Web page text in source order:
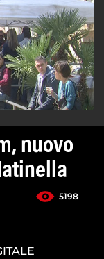
nuovo
5198